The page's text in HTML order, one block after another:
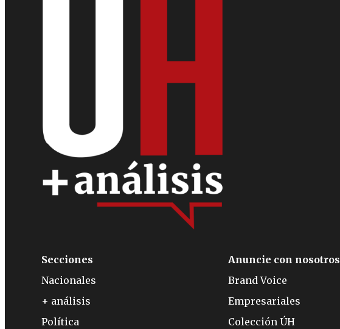
Secciones
Nacionales
+ análisis
Política
Anuncie con nosotros
Brand Voice
Empresariales
Colección ÚH